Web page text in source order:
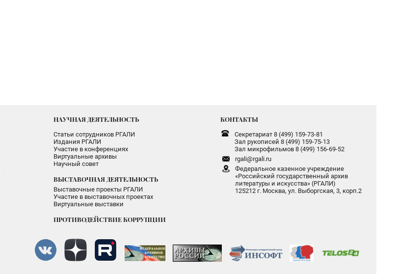
НАУЧНАЯ ДЕЯТЕЛЬНОСТЬ
Статьи сотрудников РГАЛИ
Издания РГАЛИ
Участие в конференциях
Виртуальные архивы
Научный совет
ВЫСТАВОЧНАЯ ДЕЯТЕЛЬНОСТЬ
Выставочные проекты РГАЛИ
Участие в выставочных проектах
Виртуальные выставки
ПРОТИВОДЕЙСТВИЕ КОРРУПЦИИ
КОНТАКТЫ
Секретариат 8 (499) 159-73-81
Зал рукописей 8 (499) 159-75-13
Зал микрофильмов 8 (499) 156-69-52
rgali@rgali.ru
Федеральное казенное учреждение
«Российский государственный архив
литературы и искусства» (РГАЛИ)
125212 г. Москва, ул. Выборгская, 3, корп.2